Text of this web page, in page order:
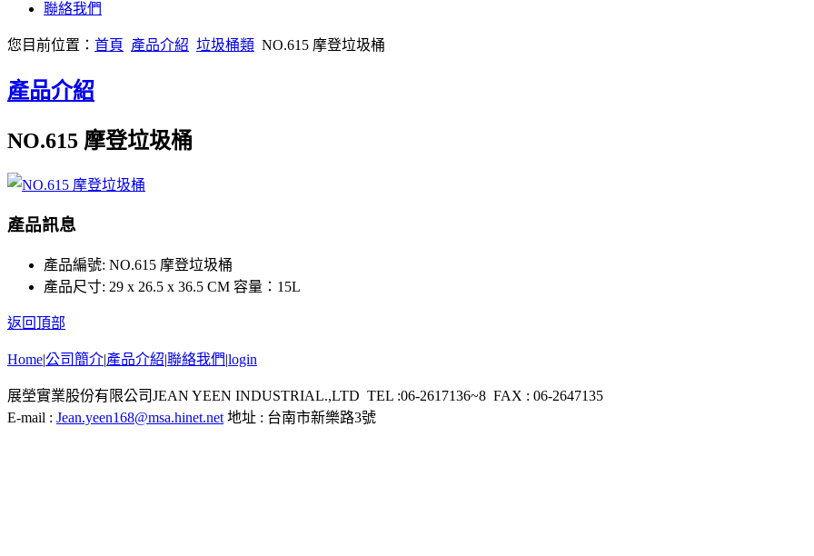
聯絡我們
您目前位置： 首頁 產品介紹 垃圾桶類 NO.615 摩登垃圾桶
產品介紹
NO.615 摩登垃圾桶
產品訊息
產品編號: NO.615 摩登垃圾桶
產品尺寸: 29 x 26.5 x 36.5 CM 容量：15L
返回頂部
Home|公司簡介|產品介紹|聯絡我們|login
展塋實業股份有限公司JEAN YEEN INDUSTRIAL.,LTD TEL :06-2617136~8 FAX : 06-2647135
E-mail : Jean.yeen168@msa.hinet.net 地址 : 台南市新樂路3號